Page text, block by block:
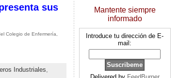
sus
Colegio de Enfermería,
Industriales
Mantente siempre
informado
Introduce tu dirección de E-
mail: